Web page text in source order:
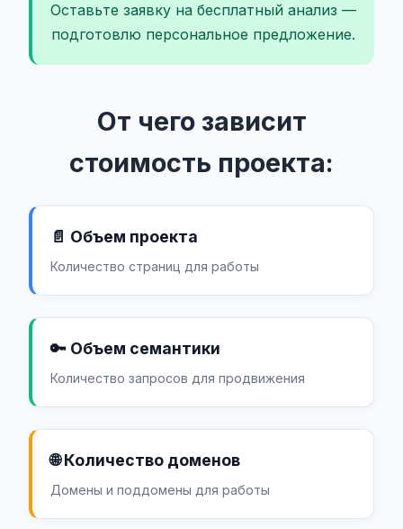
Оставьте заявку на бесплатный анализ —
подготовлю персональное предложение.
От чего зависит
стоимость проекта:
📄 Объем проекта
Количество страниц для работы
🔑 Объем семантики
Количество запросов для продвижения
🌐 Количество доменов
Домены и поддомены для работы